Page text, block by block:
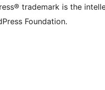
trademark is the
Foundation.